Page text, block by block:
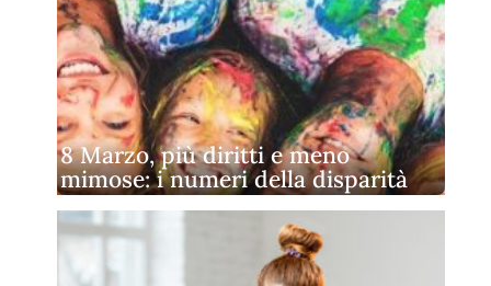
8 Marzo, più diritti e meno
mimose: i numeri della disparità